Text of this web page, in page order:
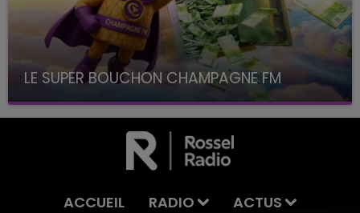
LE SUPER BOUCHON CHAMPAGNE FM
avec La Famille Champagne FM, à 8H10
ACCUEIL RADIO
ACTUS